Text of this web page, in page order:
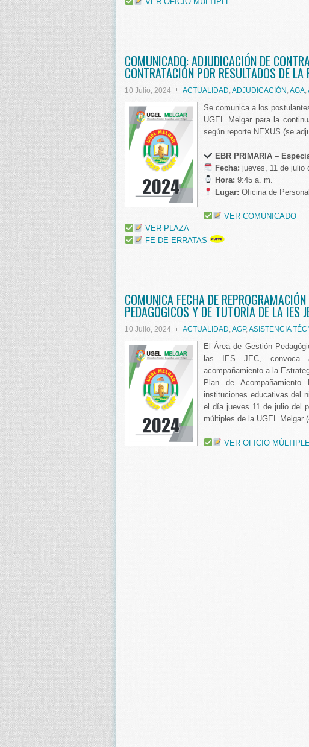
COMUNICADO: ADJUDICACIÓN DE
CONTRATACIÓN POR RESULTADOS DE
10 Julio, 2024 ACTUALIDAD,ADJUDICACIÓN ,AGA,
Se comunica a los
UGEL Melgar para la
según reporte NEXUS (se
️ EBR PRIMARIA –
️ Fecha: jueves, 11 de julio
Hora: 9:45 a. m.
Lugar: Oficina de
VER COMUNICADO
VER PLAZA
FE DE ERRATAS
COMUNICA FECHA DE
PEDAGÓGICOS Y DE TUTORÍA DE LA IES
10 Julio, 2024 ACTUALIDAD,AGP,ASISTENCIA
El Área de Gestión
las IES JEC, convoca
acompañamiento a la
Plan de
instituciones educativas del
el día jueves 11 de julio del
múltiples de la UGEL Melgar
VER OFICIO